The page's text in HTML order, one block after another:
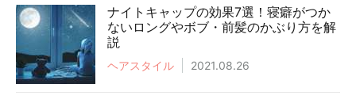
ナイトキャップの効果7選！寝癖がつか
ないロングやボブ・前髪のかぶり方を解
説
ヘアスタイル 2021.08.26